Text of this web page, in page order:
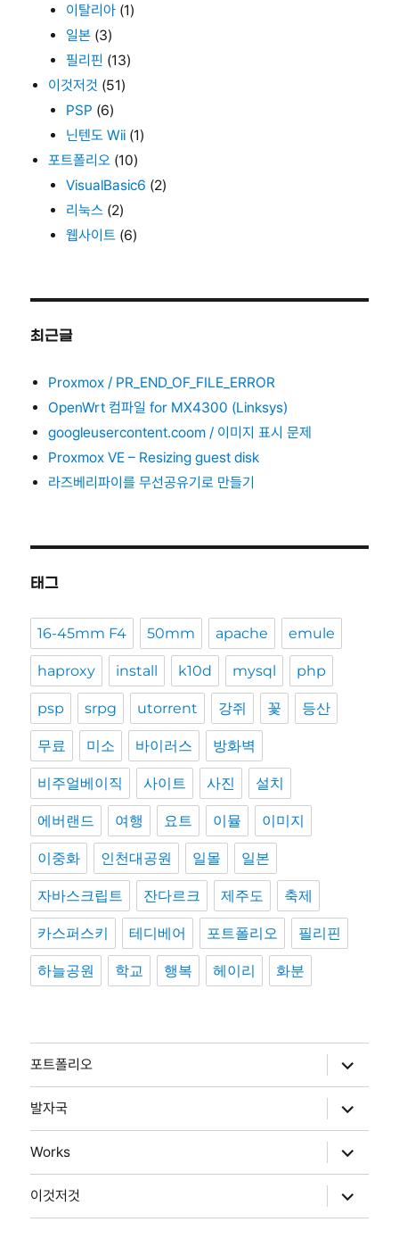
이탈리아 (1)
일본 (3)
필리핀 (13)
이것저것 (51)
PSP (6)
닌텐도 Wii (1)
포트폴리오 (10)
VisualBasic6 (2)
리눅스 (2)
웹사이트 (6)
최근글
Proxmox / PR_END_OF_FILE_ERROR
OpenWrt 컴파일 for MX4300 (Linksys)
googleusercontent.coom / 이미지 표시 문제
Proxmox VE – Resizing guest disk
라즈베리파이를 무선공유기로 만들기
태그
16-45mm F4 50mm apache emule
haproxy install k10d mysql php
psp srpg utorrent 강쥐 꽃 등산
무료 미소 바이러스 방화벽
비주얼베이직 사이트 사진 설치
에버랜드 여행 요트 이뮬 이미지
이중화 인천대공원 일몰 일본
자바스크립트 잔다르크 제주도 축제
카스퍼스키 테디베어 포트폴리오 필리핀
하늘공원 학교 행복 헤이리 화분
포트폴리오
하
위
메
뉴
확
장
발자국
하
위
메
뉴
확
장
Works
하
위
메
뉴
확
장
이것저것
하
위
메